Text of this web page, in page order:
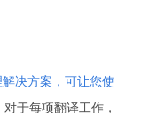
决方案，可让您使
对于每项翻译工作，